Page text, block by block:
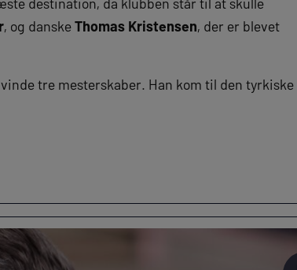
, og danskeThomas Kristensen, der er blevet
tre mesterskaber. Han kom til den tyrkiske